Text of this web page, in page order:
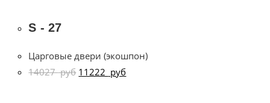
S - 27
Царговые двери (экошпон)
14027руб 11222 руб